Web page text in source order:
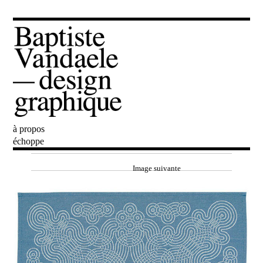
Baptiste Vandaele
à propos
échoppe
Image suivante